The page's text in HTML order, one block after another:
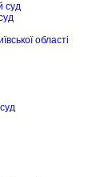
суд
області